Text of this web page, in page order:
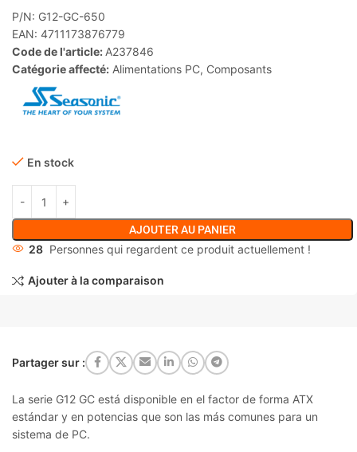
P/N: G12-GC-650
EAN: 4711173876779
Code de l'article: A237846
Catégorie affecté: Alimentations PC, Composants
En stock
AJOUTER AU PANIER
28 Personnes qui regardent ce produit actuellement !
Ajouter à la comparaison
Partager sur :
La serie G12 GC está disponible en el factor de forma ATX
estándar y en potencias que son las más comunes para un
sistema de PC.